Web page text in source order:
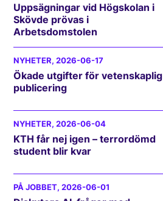
Uppsägningar vid Högskolan i
Skövde prövas i
Arbetsdomstolen
NYHETER, 2026-06-17
Ökade utgifter för vetenskaplig
publicering
NYHETER, 2026-06-04
KTH får nej igen – terrordömd
student blir kvar
PÅ JOBBET, 2026-06-01